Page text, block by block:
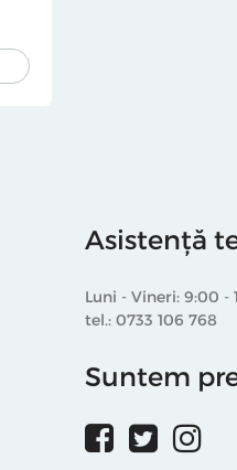
Asistență
Luni - Vineri: 9:00 -
tel.: 0733 106 768
Suntem